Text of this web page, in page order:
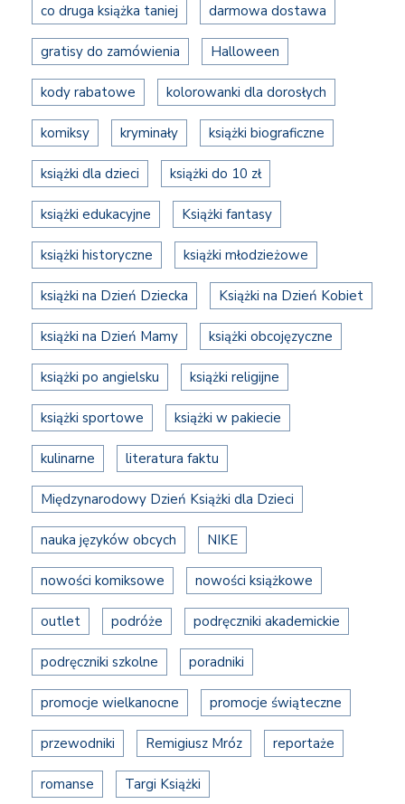
co druga książka taniej darmowa dostawa
gratisy do zamówienia Halloween
kody rabatowe kolorowanki dla dorosłych
komiksy kryminały książki biograficzne
książki dla dzieci książki do 10 zł
książki edukacyjne Książki fantasy
książki historyczne książki młodzieżowe
książki na Dzień Dziecka Książki na Dzień Kobiet
książki na Dzień Mamy książki obcojęzyczne
książki po angielsku książki religijne
książki sportowe książki w pakiecie
kulinarne literatura faktu
Międzynarodowy Dzień Książki dla Dzieci
nauka języków obcych NIKE
nowości komiksowe nowości książkowe
outlet podróże podręczniki akademickie
podręczniki szkolne poradniki
promocje wielkanocne promocje świąteczne
przewodniki Remigiusz Mróz reportaże
romanse Targi Książki